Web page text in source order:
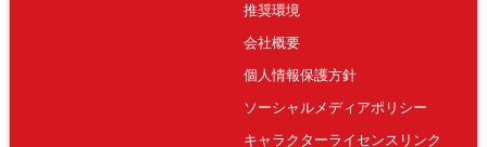
推奨環境
会社概要
個人情報保護方針
ソーシャルメディアポリシー
キャラクターライセンスリンク